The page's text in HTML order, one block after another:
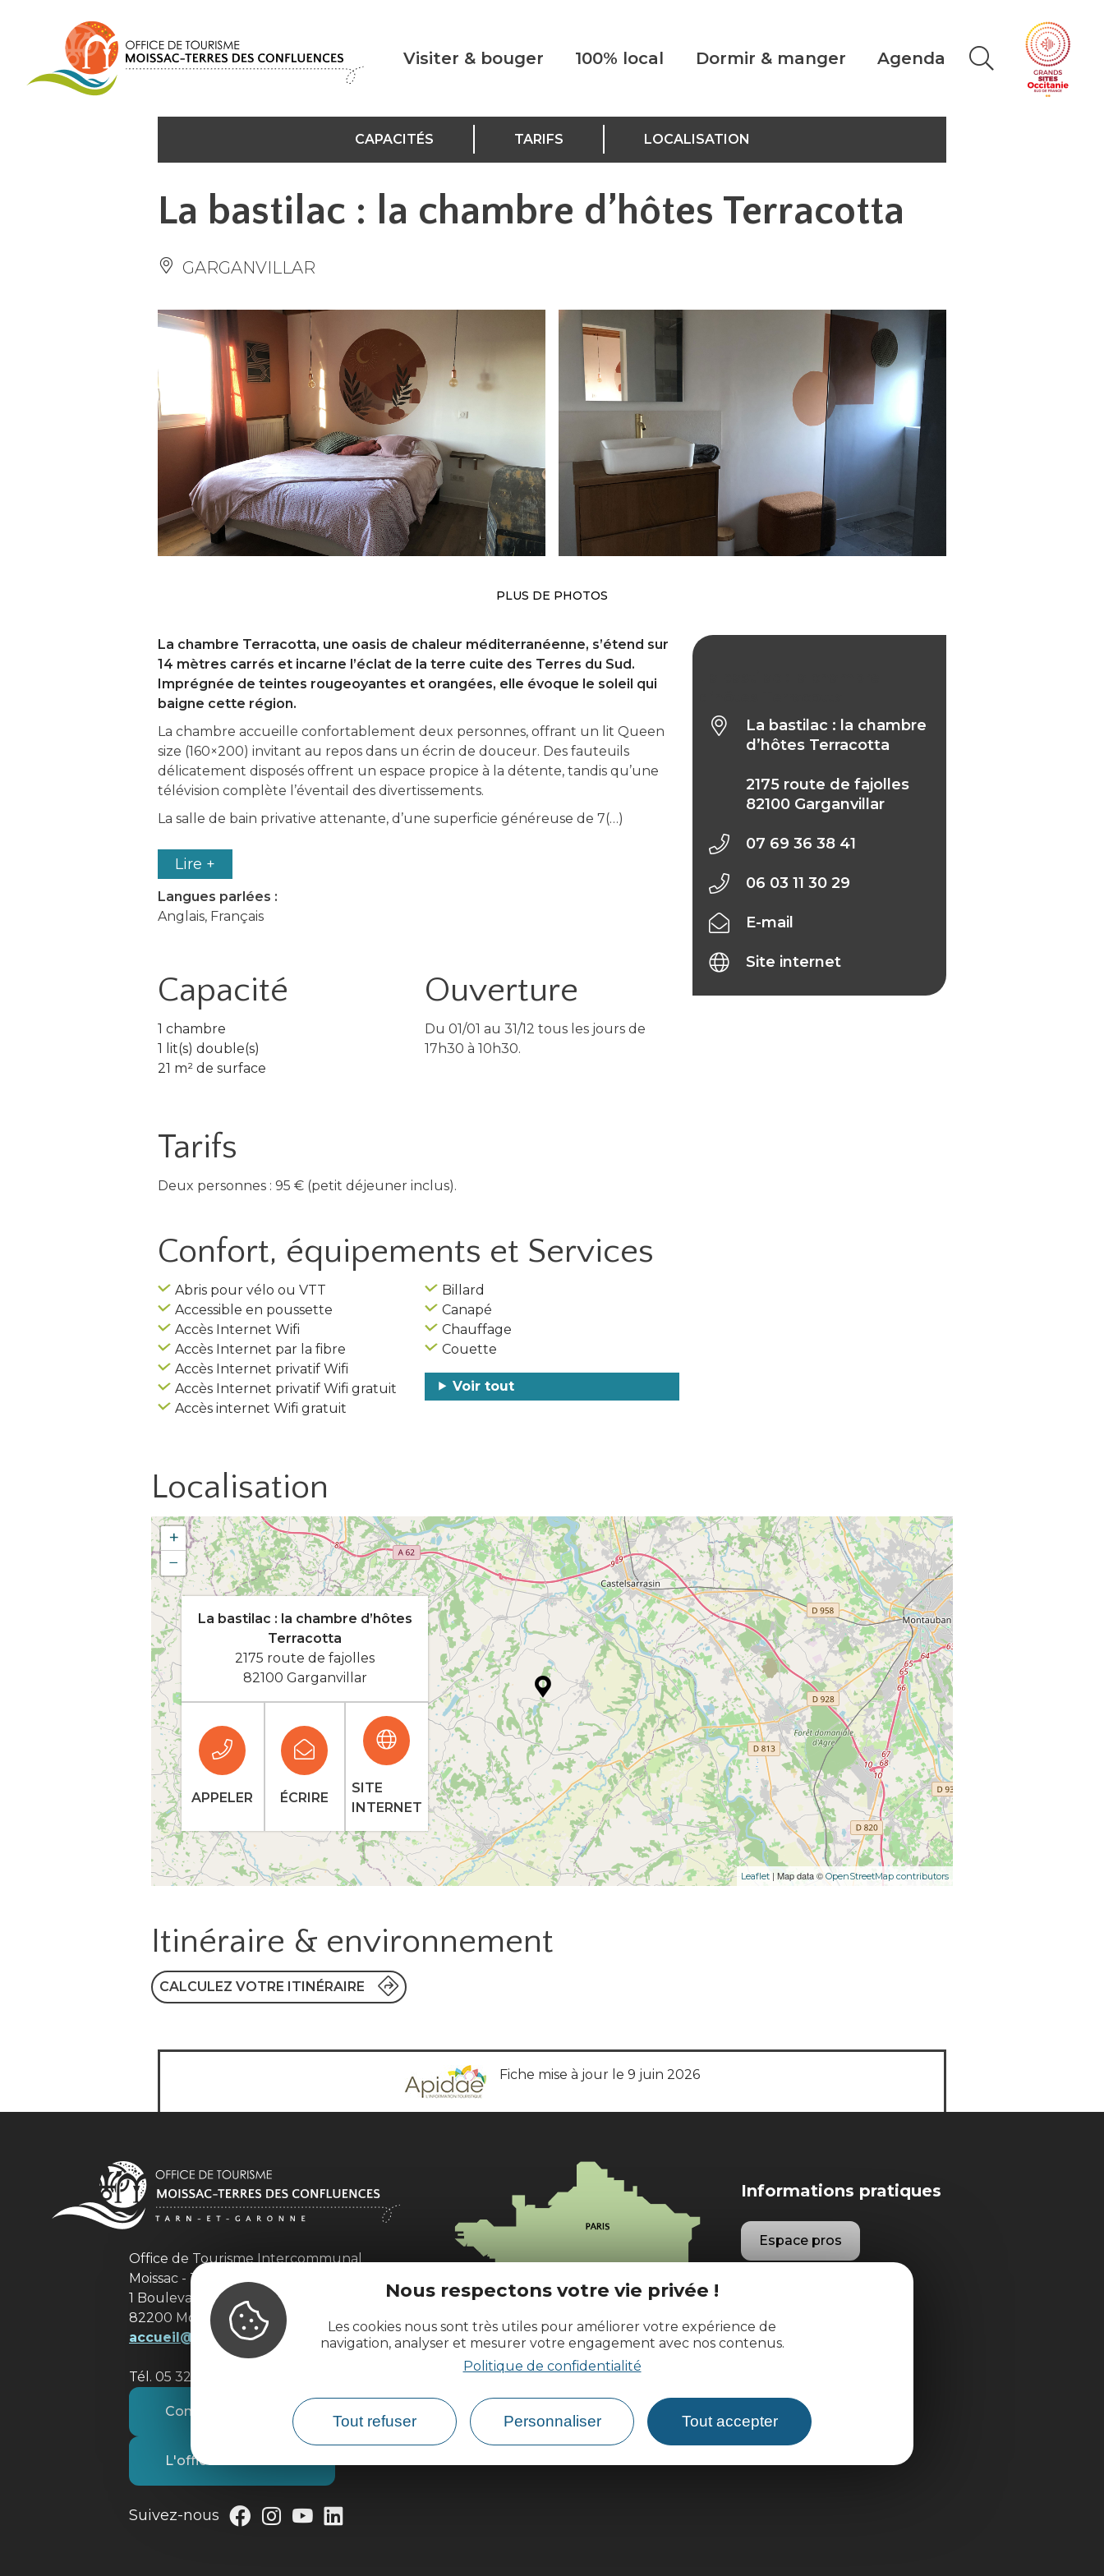
Nous respectons votre vie privée !
Les cookies nous sont très utiles pour améliorer votre expérience de
navigation, analyser et mesurer votre engagement avec nos contenus.
Politique de confidentialité
Tout refuser Personnaliser Tout accepter
Visiter & bouger 100% local Dormir & manger Agenda
CAPACITÉS TARIFS LOCALISATION
La bastilac : la chambre d’hôtes Terracotta
GARGANVILLAR
PLUS DE PHOTOS
La chambre Terracotta, une oasis de chaleur méditerranéenne, s’étend sur
14 mètres carrés et incarne l’éclat de la terre cuite des Terres du Sud.
Imprégnée de teintes rougeoyantes et orangées, elle évoque le soleil qui
baigne cette région.
La chambre accueille confortablement deux personnes, offrant un lit Queen
size (160×200) invitant au repos dans un écrin de douceur. Des fauteuils
délicatement disposés offrent un espace propice à la détente, tandis qu’une
télévision complète l’éventail des divertissements.
La salle de bain privative attenante, d’une superficie généreuse de 7(…)
Lire +
Langues parlées :
Anglais, Français
Capacité
1 chambre
1 lit(s) double(s)
21 m² de surface
Ouverture
Du 01/01 au 31/12 tous les jours de
17h30 à 10h30.
Tarifs
Deux personnes : 95 € (petit déjeuner inclus).
Confort, équipements et Services
Abris pour vélo ou VTT
Accessible en poussette
Accès Internet Wifi
Accès Internet par la fibre
Accès Internet privatif Wifi
Accès Internet privatif Wifi gratuit
Accès internet Wifi gratuit
Billard
Canapé
Chauffage
Couette
Voir tout
La bastilac : la chambre
d’hôtes Terracotta
2175 route de fajolles
82100 Garganvillar
07 69 36 38 41
06 03 11 30 29
E-mail
Site internet
Localisation
+
−
Leaflet| Map data © OpenStreetMap contributors
La bastilac : la chambre d’hôtes
Terracotta
2175 route de fajolles
82100 Garganvillar
APPELER ÉCRIRE
SITE
INTERNET
Itinéraire & environnement
CALCULEZ VOTRE ITINÉRAIRE
Fiche mise à jour le 9 juin 2026
Office de Tourisme Intercommunal
Moissac - Terres des Confluences
1 Boulevard de Brienne
82200 Moissac
accueil@tourisme-moissacconfluences.fr
Tél. 05 32 09 69 36
Contactez-nous
L'office de tourisme
Suivez-nous
Comment venir ?
Informations pratiques
Espace pros
Brochures